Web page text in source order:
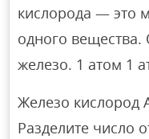
кислорода — это
одного
железо. 1 атом 1
Железо кислород
Разделите число